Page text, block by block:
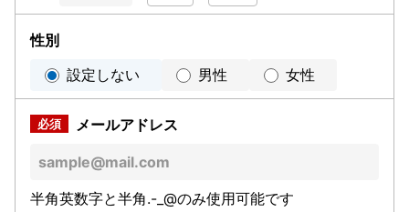
性別
設定しない
男性 女性
メールアドレス
半角英数字と半角.-_@のみ使用可能です